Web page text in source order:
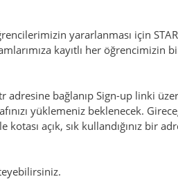
yararlanması için
kayıtlı her öğrencimizin
adresine bağlanıp Sign-up linki
yüklemeniz beklenecek.
açık, sık kullandığınız bir